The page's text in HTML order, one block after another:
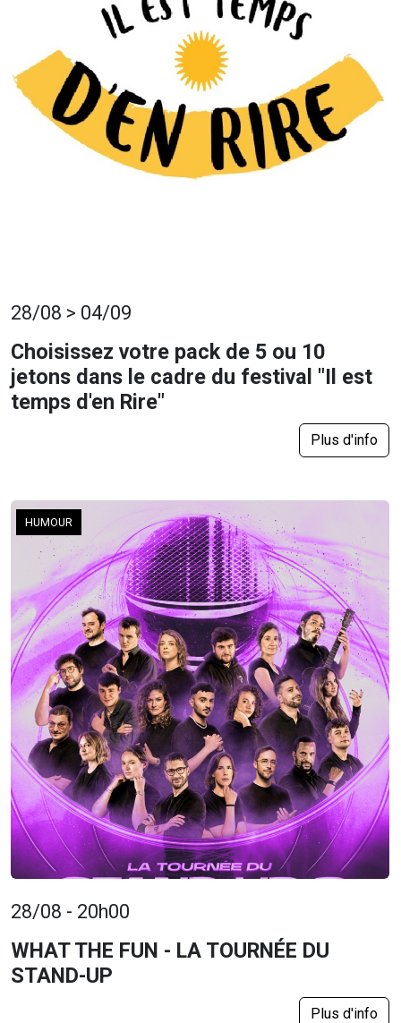
28/08 > 04/09
Choisissez votre pack de 5 ou 10
jetons dans le cadre du festival "Il est
temps d'en Rire"
Plus d'info
HUMOUR
28/08 - 20h00
WHAT THE FUN - LA TOURNÉE DU
STAND-UP
Plus d'info